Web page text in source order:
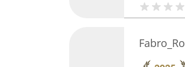
Fabro_Ro